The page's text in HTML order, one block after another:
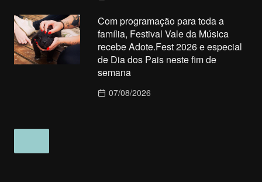
Com programação para toda a
família, Festival Vale da Música
recebe Adote.Fest 2026 e especial
de Dia dos Pais neste fim de
semana
07/08/2026